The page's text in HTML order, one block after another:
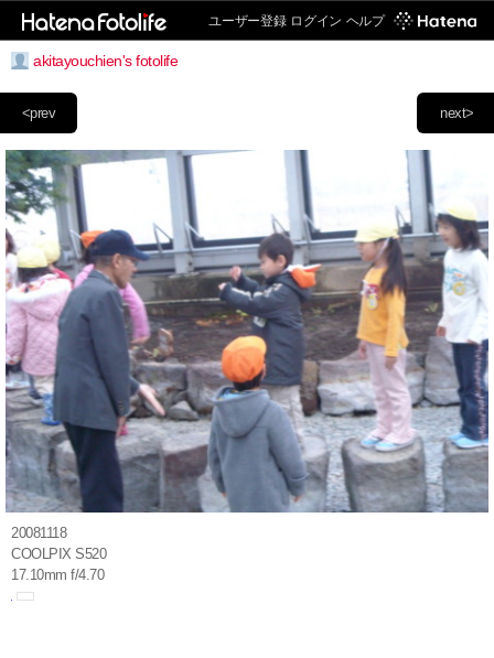
ユーザー登録 ログイン ヘルプ
akitayouchien's fotolife
next>
<prev
20081118
COOLPIX S520
17.10mm f/4.70